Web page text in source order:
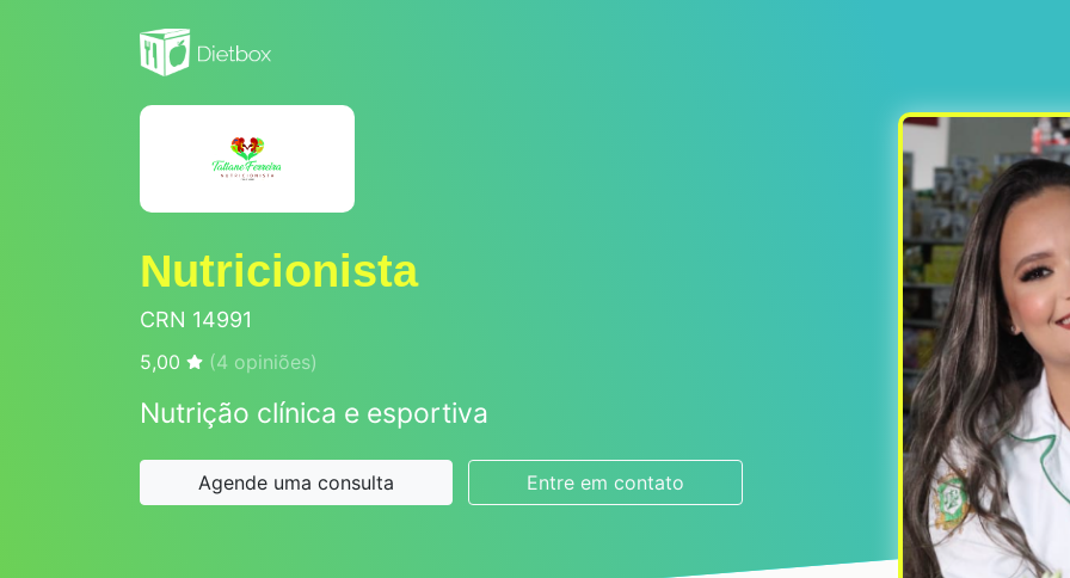
Nutricionista
CRN 14991
5,00 (4 opiniões)
Nutrição clínica e esportiva
Agende uma consulta Entre em contato